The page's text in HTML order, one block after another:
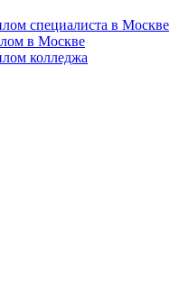
специалиста в Москве
в Москве
колледжа